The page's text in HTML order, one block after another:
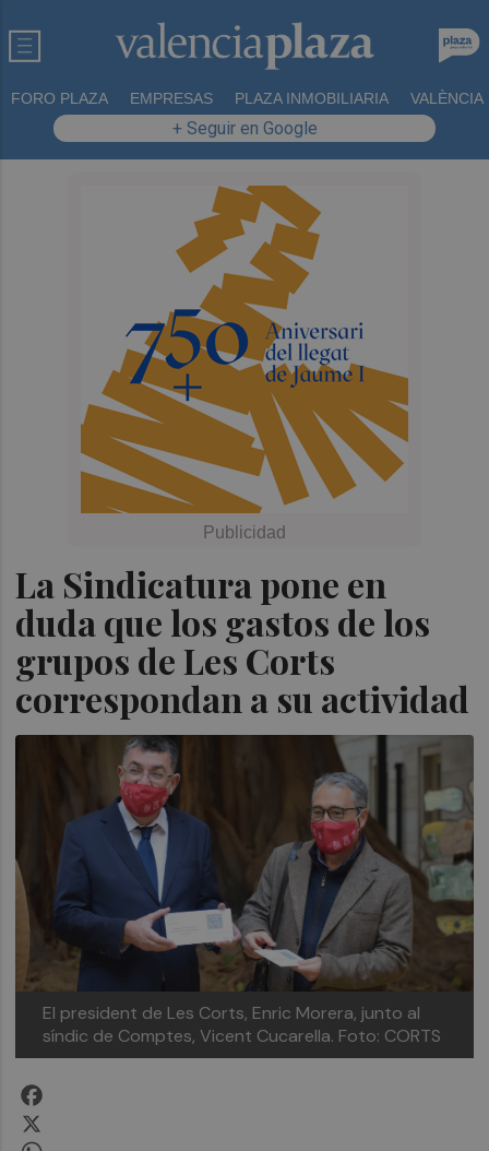
FORO PLAZA EMPRESAS PLAZA INMOBILIARIA VALÈNCIA
+ Seguir en Google
La Sindicatura pone en
duda que los gastos de los
grupos de Les Corts
correspondan a su actividad
El president de Les Corts, Enric Morera, junto al
síndic de Comptes, Vicent Cucarella. Foto: CORTS